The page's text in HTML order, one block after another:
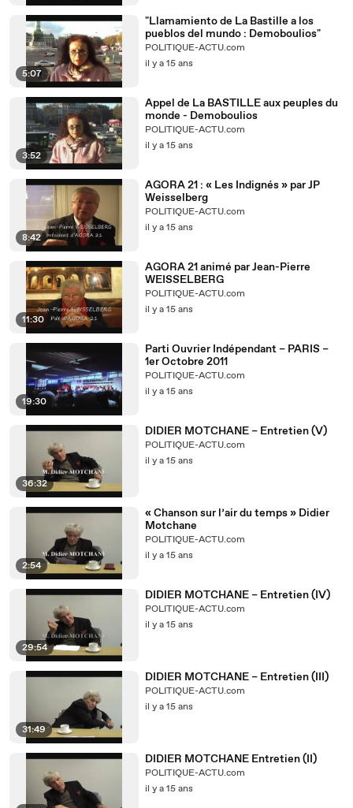
5:07
"Llamamiento de La Bastille a los
pueblos del mundo : Demoboulios"
POLITIQUE-ACTU.com
il y a 15 ans
3:52
Appel de La BASTILLE aux peuples du
monde - Demoboulios
POLITIQUE-ACTU.com
il y a 15 ans
8:42
AGORA 21 : « Les Indignés » par JP
Weisselberg
POLITIQUE-ACTU.com
il y a 15 ans
11:30
AGORA 21 animé par Jean-Pierre
WEISSELBERG
POLITIQUE-ACTU.com
il y a 15 ans
19:30
Parti Ouvrier Indépendant – PARIS –
1er Octobre 2011
POLITIQUE-ACTU.com
il y a 15 ans
36:32
DIDIER MOTCHANE – Entretien (V)
POLITIQUE-ACTU.com
il y a 15 ans
2:54
« Chanson sur l’air du temps » Didier
Motchane
POLITIQUE-ACTU.com
il y a 15 ans
29:54
DIDIER MOTCHANE – Entretien (IV)
POLITIQUE-ACTU.com
il y a 15 ans
31:49
DIDIER MOTCHANE – Entretien (III)
POLITIQUE-ACTU.com
il y a 15 ans
DIDIER MOTCHANE Entretien (II)
POLITIQUE-ACTU.com
il y a 15 ans